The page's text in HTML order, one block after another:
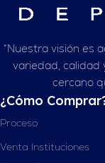
“Nuestra visión es
variedad, calidad
cercano
¿Cómo
Proceso
Venta Instituciones